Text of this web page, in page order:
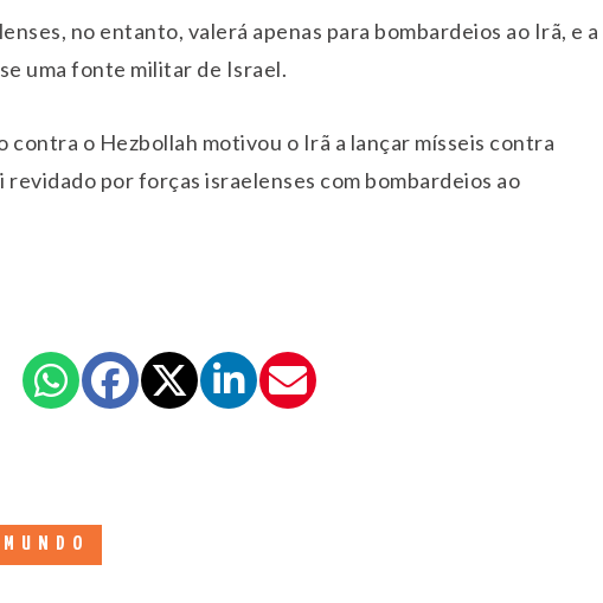
no entanto, valerá apenas para bombardeios ao Irã, e a
uma fonte militar de Israel.
contra o Hezbollah motivou o Irã a lançar mísseis contra
por forças israelenses com bombardeios ao